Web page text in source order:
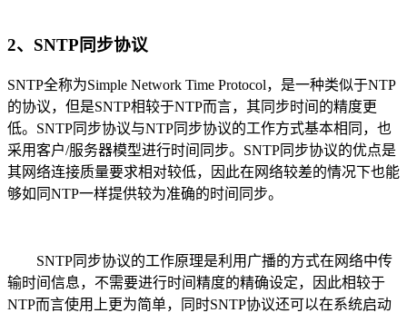
2、SNTP同步协议
SNTP全称为Simple Network Time Protocol，是一种类似于NTP
的协议，但是SNTP相较于NTP而言，其同步时间的精度更
低。SNTP同步协议与NTP同步协议的工作方式基本相同，也
采用客户/服务器模型进行时间同步。SNTP同步协议的优点是
其网络连接质量要求相对较低，因此在网络较差的情况下也能
够如同NTP一样提供较为准确的时间同步。
SNTP同步协议的工作原理是利用广播的方式在网络中传
输时间信息，不需要进行时间精度的精确设定，因此相较于
NTP而言使用上更为简单，同时SNTP协议还可以在系统启动